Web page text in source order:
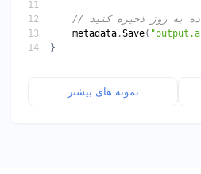
به روز ذخیره کنید
metadata .Save(
نمونه های بیشتر